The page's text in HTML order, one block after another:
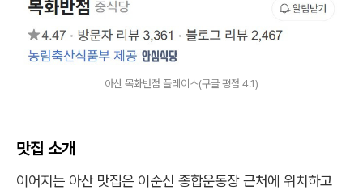
아산 목화반점 플레이스(구글 평점 4.1)
맛집 소개
이어지는 아산 맛집은 이순신 종합운동장 근처에 위치하고